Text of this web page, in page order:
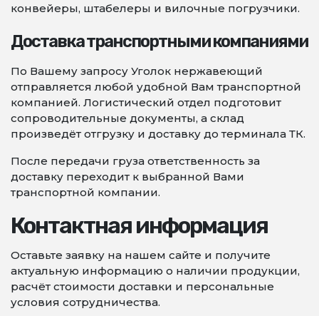
конвейеры, штабелеры и вилочные погрузчики.
Доставка транспортными компаниями
По Вашему запросу Уголок нержавеющий
отправляется любой удобной Вам транспортной
компанией. Логистический отдел подготовит
сопроводительные документы, а склад
произведёт отгрузку и доставку до терминала ТК.
После передачи груза ответственность за
доставку переходит к выбранной Вами
транспортной компании.
Контактная информация
Оставьте заявку на нашем сайте и получите
актуальную информацию о наличии продукции,
расчёт стоимости доставки и персональные
условия сотрудничества.